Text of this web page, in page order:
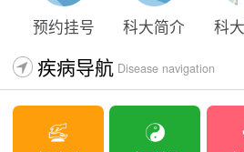
预约挂号 科大简介 科
疾病导航 Disease navigation